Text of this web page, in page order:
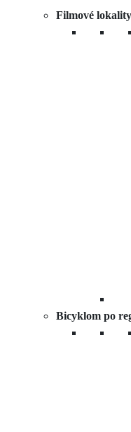
Filmové lokality
Bicyklom po